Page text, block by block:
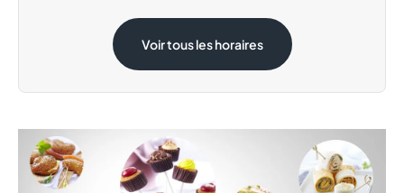
Samedi 15 Août
09:00 - 19:00
Dimanche 1 Novembre
09:00 - 12:30
Voir tous les horaires